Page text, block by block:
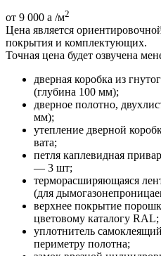
от 9 000 a /м2
Цена является
покрытия и комплектующих.
Точная цена будет озвучена
дверная коробка из
(глубина 100 мм);
дверное полотно,
мм);
утепление дверной
вата;
петля каплевидная
— 3 шт;
терморасширяющаяся
(для
верхнее покрытие
цветовому каталогу RAL;
уплотнитель
периметру полотна;